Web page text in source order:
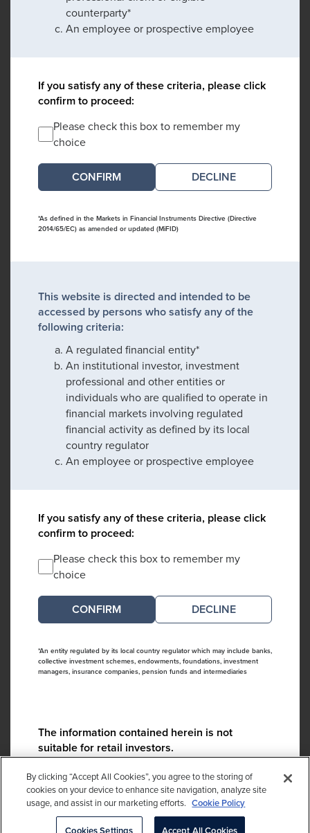
counterparty*
An employee or prospective employee
If you satisfy any of these criteria, please click
confirm to proceed:
Please check this box to remember my
choice
DECLINE
*As defined in the Markets in Financial Instruments Directive (Directive
2014/65/EC) as amended or updated (MiFID)
This website is directed and intended to be
accessed by persons who satisfy any of the
following criteria:
A regulated financial entity*
An institutional investor, investment
professional and other entities or
individuals who are qualified to operate in
financial markets involving regulated
financial activity as defined by its local
country regulator
An employee or prospective employee
If you satisfy any of these criteria, please click
confirm to proceed:
Please check this box to remember my
choice
DECLINE
*An entity regulated by its local country regulator which may include banks,
collective investment schemes, endowments, foundations, investment
managers, insurance companies, pension funds and intermediaries
The information contained herein is not
suitable for retail investors.
Please contact us if you have any questions:
ContactCA@cambridgeassociates.com
If you clicked decline in error, pleaseclick here
By clicking “Accept All Cookies”, you agree to the storing of
cookies on your device to enhance site navigation, analyze site
usage, and assist in our marketing efforts. Cookie Policy